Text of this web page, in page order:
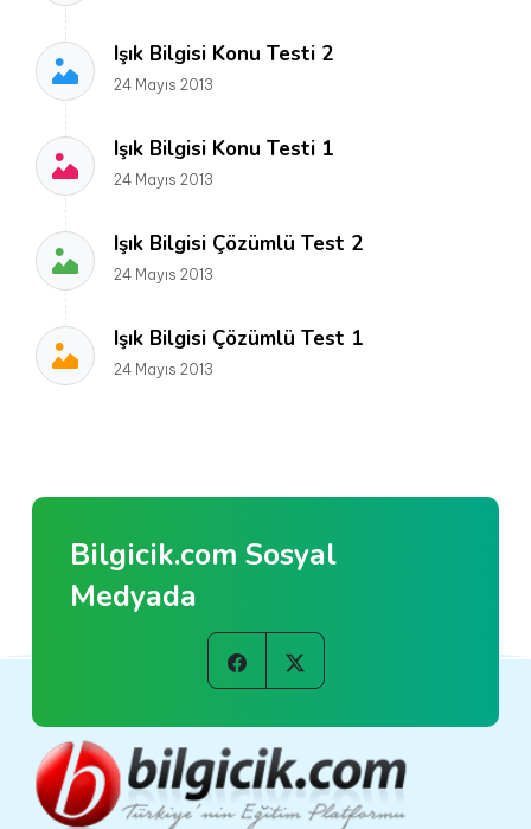
Işık Bilgisi Konu Testi 2
24 Mayıs 2013
Işık Bilgisi Konu Testi 1
24 Mayıs 2013
Işık Bilgisi Çözümlü Test 2
24 Mayıs 2013
Işık Bilgisi Çözümlü Test 1
24 Mayıs 2013
Bilgicik.com Sosyal
Medyada